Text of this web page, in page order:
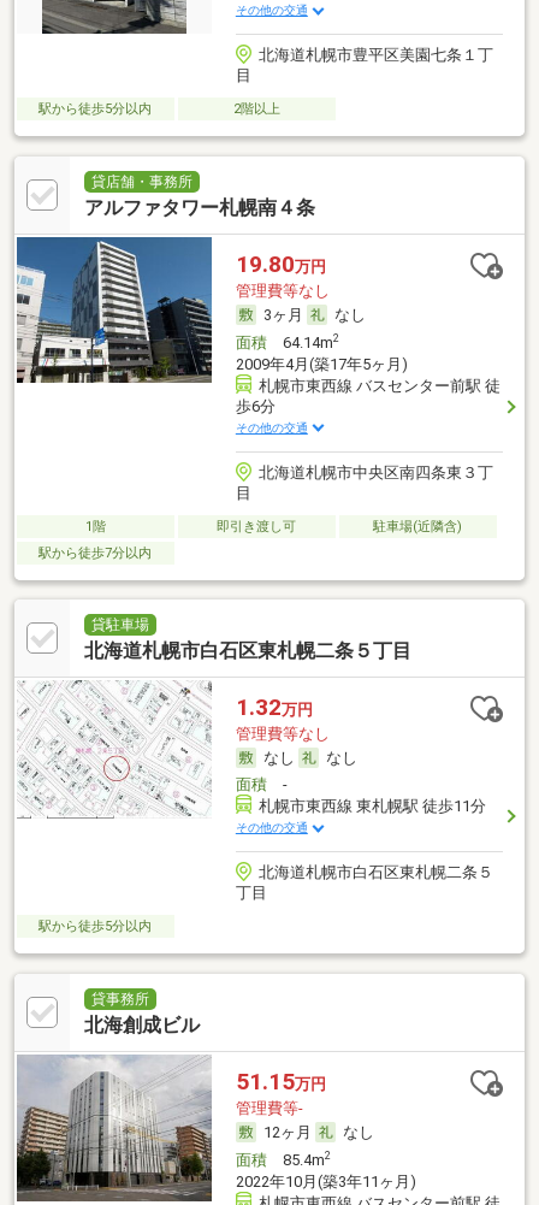
その他の交通
北海道札幌市豊平区美園七条１丁
目
駅から徒歩5分以内 2階以上
貸店舗・事務所
アルファタワー札幌南４条
19.80万円
管理費等なし
3ヶ月
なし
面積64.14m2
2009年4月(築17年5ヶ月)
札幌市東西線 バスセンター前駅 徒
歩6分
その他の交通
北海道札幌市中央区南四条東３丁
目
1階 即引き渡し可
駐車場(近隣含)
駅から徒歩7分以内
貸駐車場
北海道札幌市白石区東札幌二条５丁目
1.32万円
管理費等なし
なし
なし
面積-
札幌市東西線 東札幌駅 徒歩11分
その他の交通
北海道札幌市白石区東札幌二条５
丁目
駅から徒歩5分以内
貸事務所
北海創成ビル
51.15万円
管理費等-
12ヶ月
なし
面積85.4m2
2022年10月(築3年11ヶ月)